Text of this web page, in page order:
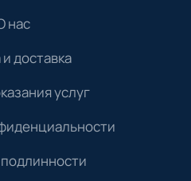
нас
доставка
услуг